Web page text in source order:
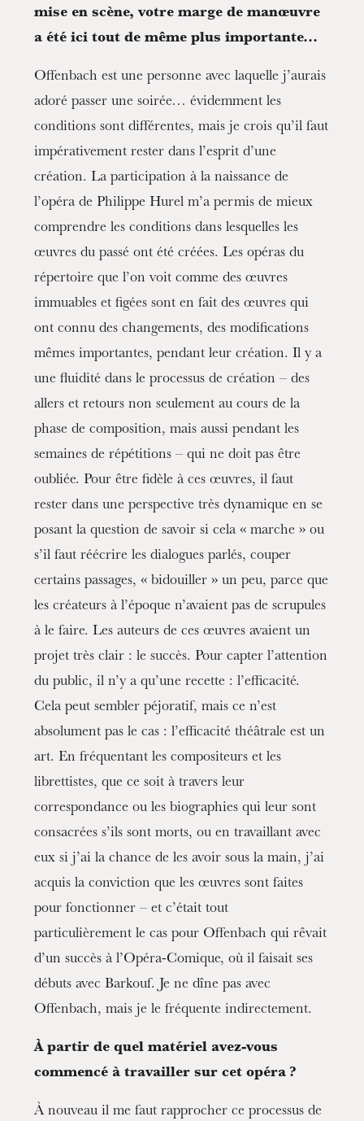
mise en scène, votre marge de manœuvre
a été ici tout de même plus importante…
Offenbach est une personne avec laquelle j’aurais
adoré passer une soirée… évidemment les
conditions sont différentes, mais je crois qu’il faut
impérativement rester dans l’esprit d’une
création. La participation à la naissance de
l’opéra de Philippe Hurel m’a permis de mieux
comprendre les conditions dans lesquelles les
œuvres du passé ont été créées. Les opéras du
répertoire que l’on voit comme des œuvres
immuables et figées sont en fait des œuvres qui
ont connu des changements, des modifications
mêmes importantes, pendant leur création. Il y a
une fluidité dans le processus de création – des
allers et retours non seulement au cours de la
phase de composition, mais aussi pendant les
semaines de répétitions – qui ne doit pas être
oubliée. Pour être fidèle à ces œuvres, il faut
rester dans une perspective très dynamique en se
posant la question de savoir si cela « marche » ou
s’il faut réécrire les dialogues parlés, couper
certains passages, « bidouiller » un peu, parce que
les créateurs à l’époque n’avaient pas de scrupules
à le faire. Les auteurs de ces œuvres avaient un
projet très clair : le succès. Pour capter l’attention
du public, il n’y a qu’une recette : l’efficacité.
Cela peut sembler péjoratif, mais ce n’est
absolument pas le cas : l’efficacité théâtrale est un
art. En fréquentant les compositeurs et les
librettistes, que ce soit à travers leur
correspondance ou les biographies qui leur sont
consacrées s’ils sont morts, ou en travaillant avec
eux si j’ai la chance de les avoir sous la main, j’ai
acquis la conviction que les œuvres sont faites
pour fonctionner – et c’était tout
particulièrement le cas pour Offenbach qui rêvait
d’un succès à l’Opéra-Comique, où il faisait ses
débuts avec Barkouf. Je ne dîne pas avec
Offenbach, mais je le fréquente indirectement.
À partir de quel matériel avez-vous
commencé à travailler sur cet opéra ?
À nouveau il me faut rapprocher ce processus de